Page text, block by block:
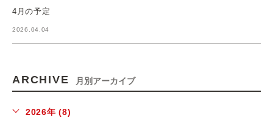
4月の予定
2026.04.04
ARCHIVE 月別アーカイブ
2026年 (8)